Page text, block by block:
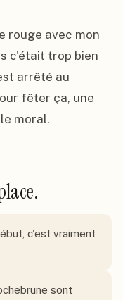
rouge avec mon
c'était trop bien
arrêté au
fêter ça, une
moral.
c'est vraiment
sont